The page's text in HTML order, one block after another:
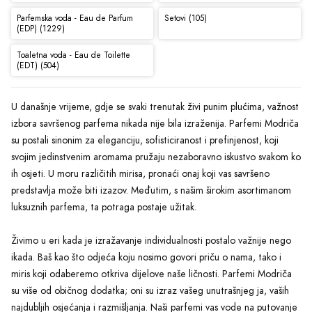
Parfemska voda - Eau de Parfum
(EDP) (1229)
Setovi (105)
Toaletna voda - Eau de Toilette
(EDT) (504)
U današnje vrijeme, gdje se svaki trenutak živi punim plućima, važnost
izbora savršenog parfema nikada nije bila izraženija. Parfemi Modriča
su postali sinonim za eleganciju, sofisticiranost i prefinjenost, koji
svojim jedinstvenim aromama pružaju nezaboravno iskustvo svakom ko
ih osjeti. U moru različitih mirisa, pronaći onaj koji vas savršeno
predstavlja može biti izazov. Međutim, s našim širokim asortimanom
luksuznih parfema, ta potraga postaje užitak.
Živimo u eri kada je izražavanje individualnosti postalo važnije nego
ikada. Baš kao što odjeća koju nosimo govori priču o nama, tako i
miris koji odaberemo otkriva dijelove naše ličnosti. Parfemi Modriča
su više od običnog dodatka; oni su izraz vašeg unutrašnjeg ja, vaših
najdubljih osjećanja i razmišljanja. Naši parfemi vas vode na putovanje